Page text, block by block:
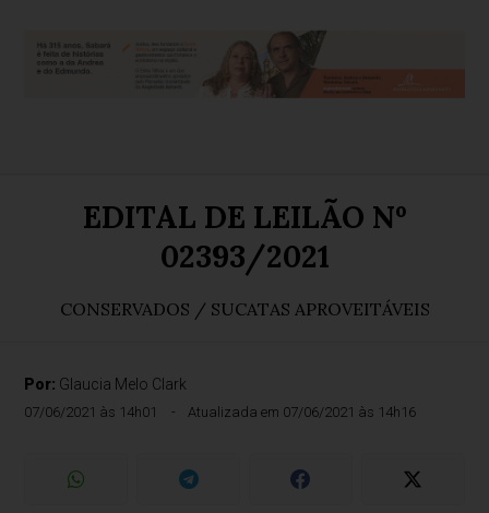
EDITAL DE LEILÃO Nº
02393/2021
CONSERVADOS / SUCATAS APROVEITÁVEIS
Por: Glaucia Melo Clark
07/06/2021 às 14h01 Atualizada em 07/06/2021 às 14h16